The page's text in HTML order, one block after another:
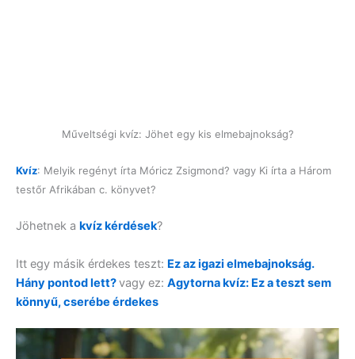
Műveltségi kvíz: Jöhet egy kis elmebajnokság?
Kvíz: Melyik regényt írta Móricz Zsigmond? vagy Ki írta a Három
testőr Afrikában c. könyvet?
Jöhetnek a kvíz kérdések?
Itt egy másik érdekes teszt: Ez az igazi elmebajnokság.
Hány pontod lett?vagy ez: Agytorna kvíz: Ez a teszt sem
könnyű, cserébe érdekes